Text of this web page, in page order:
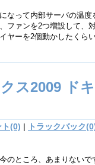
なって内部サーバの温
ファンを2つ増設して、
ヤーを2個動かしたくら
ス2009 ド
ト(0) | トラックバック
のところ、あまりないで